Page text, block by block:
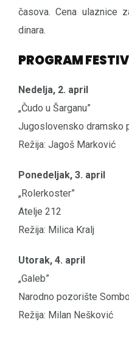
časova. Cena ulaznice
dinara.
PROGRAM
Nedelja, 2. april
„Čudo u Šarganu”
Jugoslovensko dramsko
Režija: Jagoš Marković
Ponedeljak, 3. april
„Rolerkoster”
Atelje 212
Režija: Milica Kralj
Utorak, 4. april
„Galeb”
Narodno pozorište
Režija: Milan Nešković